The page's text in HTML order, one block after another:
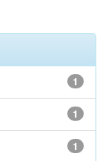
1
1
1